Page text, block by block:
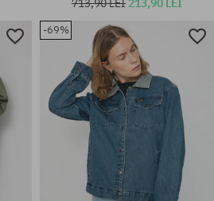
Mărimi existente:
XS; S; M; L
-69%